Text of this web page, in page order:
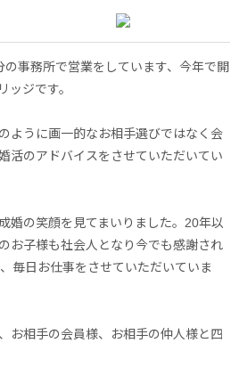
事務所で営業をしています、今年で開
ッジです。
ように画一的なお相手選びではなく会
活のアドバイスをさせていただいてい
婚の笑顔を見てまいりました。20年以
お子様も社会人となり今でも感謝され
毎日お仕事をさせていただいていま
お相手の会員様、お相手の仲人様と四